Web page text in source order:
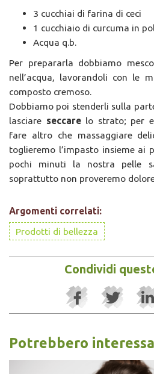
3 cucchiai di farina di ceci
1 cucchiaio di curcuma in
Acqua q.b.
Per prepararla dobbiamo
nell’acqua, lavorandoli con le
composto cremoso.
Dobbiamo poi stenderli sulla
lasciare seccarelo strato; per
fare altro che massaggiare
toglieremo l’impasto insieme ai
pochi minuti la nostra pelle
soprattutto non proveremo
Argomenti correlati:
Prodotti di bellezza
Condividi
Potrebbero